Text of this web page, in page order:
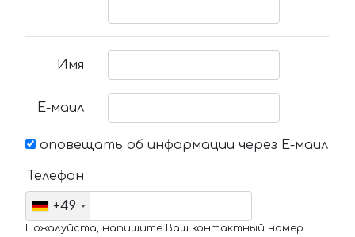
Имя
Е-маил
оповещать об информации через Е-маил
Телефон
+49
Пожалуйста, напишите Ваш контактный номер